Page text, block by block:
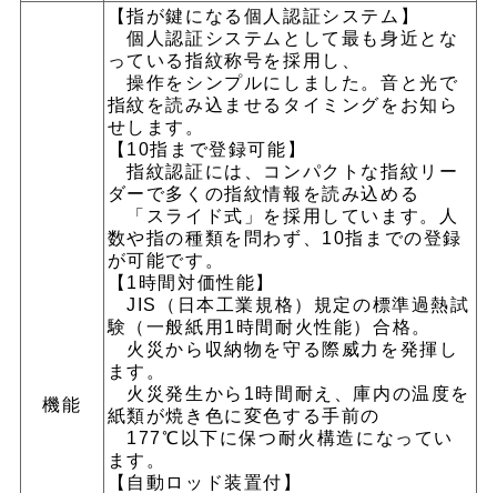
機能
【指が鍵になる個人認証システム】
個人認証システムとして最も身近とな
っている指紋称号を採用し、
操作をシンプルにしました。音と光で
指紋を読み込ませるタイミングをお知ら
せします。
【10指まで登録可能】
指紋認証には、コンパクトな指紋リー
ダーで多くの指紋情報を読み込める
「スライド式」を採用しています。人
数や指の種類を問わず、10指までの登録
が可能です。
【1時間対価性能】
JIS（日本工業規格）規定の標準過熱試
験（一般紙用1時間耐火性能）合格。
火災から収納物を守る際威力を発揮し
ます。
火災発生から1時間耐え、庫内の温度を
紙類が焼き色に変色する手前の
177℃以下に保つ耐火構造になってい
ます。
【自動ロッド装置付】